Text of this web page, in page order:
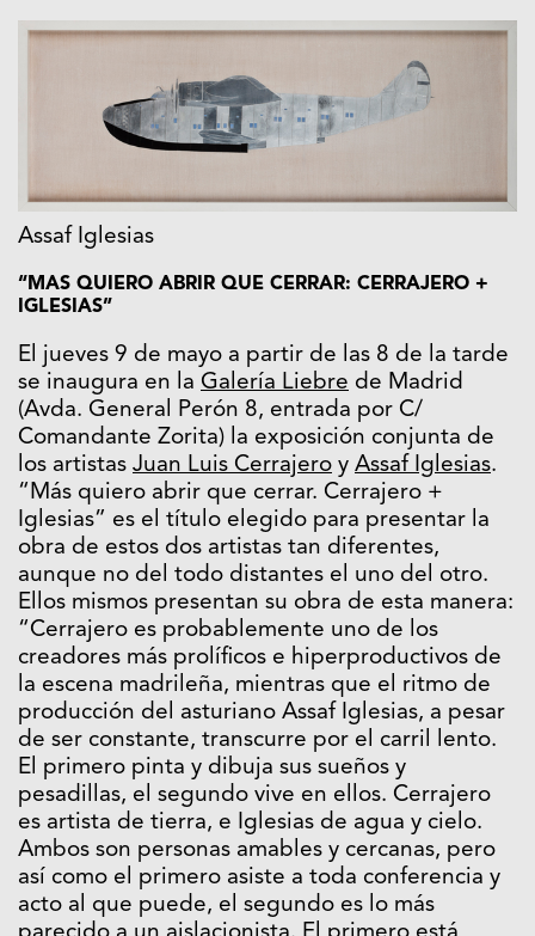
Assaf Iglesias
“MAS QUIERO ABRIR QUE CERRAR: CERRAJERO +
IGLESIAS”
El jueves 9 de mayo a partir de las 8 de la tarde
se inaugura en la Galería Liebre de Madrid
(Avda. General Perón 8, entrada por C/
Comandante Zorita) la exposición conjunta de
los artistas Juan Luis Cerrajero y Assaf Iglesias.
“Más quiero abrir que cerrar. Cerrajero +
Iglesias” es el título elegido para presentar la
obra de estos dos artistas tan diferentes,
aunque no del todo distantes el uno del otro.
Ellos mismos presentan su obra de esta manera:
“Cerrajero es probablemente uno de los
creadores más prolíficos e hiperproductivos de
la escena madrileña, mientras que el ritmo de
producción del asturiano Assaf Iglesias, a pesar
de ser constante, transcurre por el carril lento.
El primero pinta y dibuja sus sueños y
pesadillas, el segundo vive en ellos. Cerrajero
es artista de tierra, e Iglesias de agua y cielo.
Ambos son personas amables y cercanas, pero
así como el primero asiste a toda conferencia y
acto al que puede, el segundo es lo más